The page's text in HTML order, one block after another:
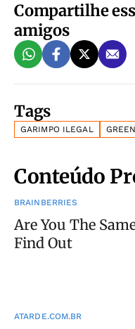
Compartilhe
amigos
Tags
GARIMPO ILEGAL